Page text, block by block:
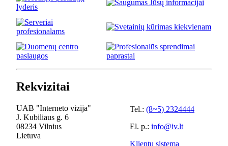
Rekvizitai
UAB "Interneto vizija"
J. Kubiliaus g. 6
08234 Vilnius
Lietuva
Tel.: (8~5) 2324444
El. p.: info@iv.lt
Klientų sistema